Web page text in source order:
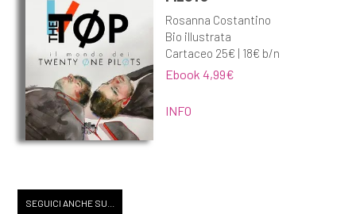
Rosanna Costantino
Bio illustrata
Cartaceo 25€ | 18€ b/n
Ebook 4,99€
INFO
SEGUICI ANCHE SU...